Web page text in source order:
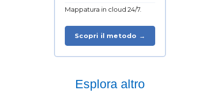
Mappatura in cloud 24/7.
Scopri il metodo →
Esplora altro